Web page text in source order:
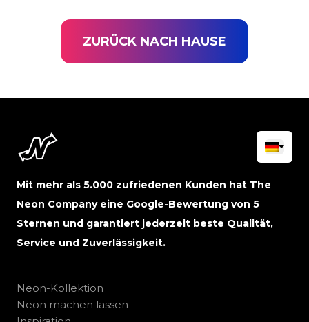
ZURÜCK NACH HAUSE
Mit mehr als 5.000 zufriedenen Kunden hat The
Neon Company eine Google-Bewertung von 5
Sternen und garantiert jederzeit beste Qualität,
Service und Zuverlässigkeit.
Neon-Kollektion
Neon machen lassen